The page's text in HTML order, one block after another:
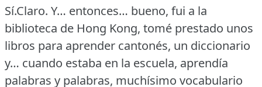
Sí.Claro. Y… entonces… bueno, fui a la
biblioteca de Hong Kong, tomé prestado unos
libros para aprender cantonés, un diccionario
y… cuando estaba en la escuela, aprendía
palabras y palabras, muchísimo vocabulario